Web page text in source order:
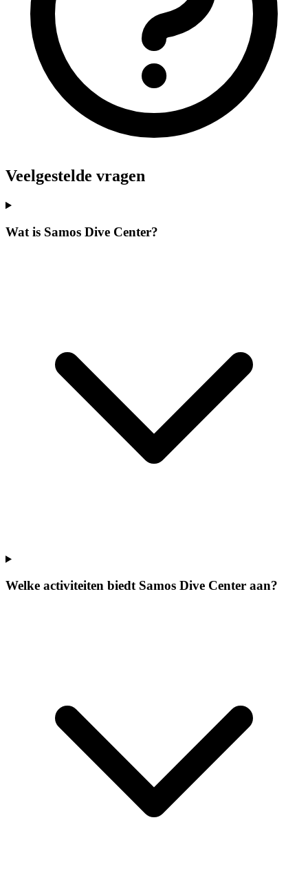
Veelgestelde vragen
Wat is Samos Dive Center?
Welke activiteiten biedt Samos Dive Center aan?